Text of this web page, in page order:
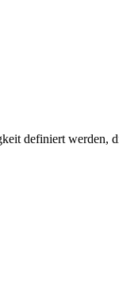
definiert werden,